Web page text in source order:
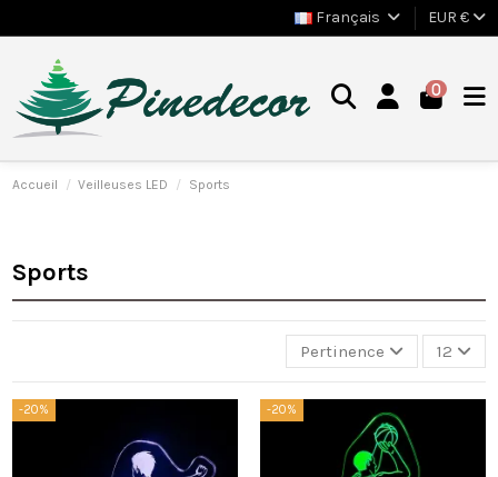
Français EUR €
0
Accueil Veilleuses LED Sports
Sports
Pertinence 12
-20% -20%